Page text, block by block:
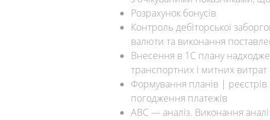
Розрахунок бонусів
Контроль дебіторської
валюти та виконання
Внесення в 1С плану
транспортних і митних витрат
Формування планів |
погодження платежів
АВС — аналіз. Виконання